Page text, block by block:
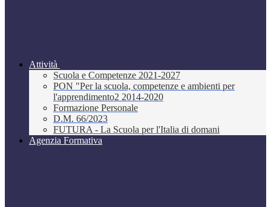
Attività
Scuola e Competenze 2021-2027
PON "Per la scuola, competenze e ambienti per
l'apprendimento2 2014-2020
Formazione Personale
D.M. 66/2023
FUTURA - La Scuola per l'Italia di domani
Agenzia Formativa